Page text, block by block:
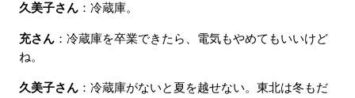
久美子さん：冷蔵庫。
充さん：冷蔵庫を卒業できたら、電気もやめてもいいけど
ね。
久美子さん：冷蔵庫がないと夏を越せない。東北は冬もだ